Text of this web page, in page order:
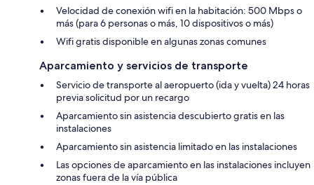
Velocidad de conexión wifi en la habitación: 500 Mbps o
más (para 6 personas o más, 10 dispositivos o más)
Wifi gratis disponible en algunas zonas comunes
Aparcamiento y servicios de transporte
Servicio de transporte al aeropuerto (ida y vuelta) 24 horas
previa solicitud por un recargo
Aparcamiento sin asistencia descubierto gratis en las
instalaciones
Aparcamiento sin asistencia limitado en las instalaciones
Las opciones de aparcamiento en las instalaciones incluyen
zonas fuera de la vía pública